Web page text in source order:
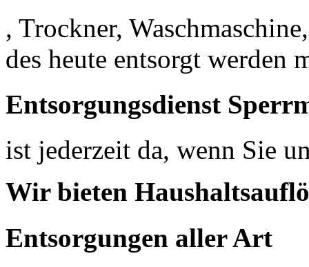
, Trockner,
des heute entsorgt werden
Entsorgungsdienst
ist jederzeit da, wenn Sie
Wir bieten
Entsorgungen aller Art